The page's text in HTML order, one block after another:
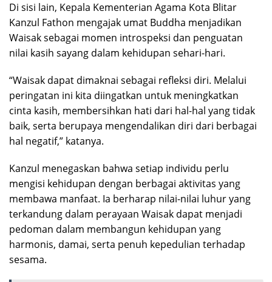
Di sisi lain, Kepala Kementerian Agama Kota Blitar
Kanzul Fathon mengajak umat Buddha menjadikan
Waisak sebagai momen introspeksi dan penguatan
nilai kasih sayang dalam kehidupan sehari-hari.
“Waisak dapat dimaknai sebagai refleksi diri. Melalui
peringatan ini kita diingatkan untuk meningkatkan
cinta kasih, membersihkan hati dari hal-hal yang tidak
baik, serta berupaya mengendalikan diri dari berbagai
hal negatif,” katanya.
Kanzul menegaskan bahwa setiap individu perlu
mengisi kehidupan dengan berbagai aktivitas yang
membawa manfaat. Ia berharap nilai-nilai luhur yang
terkandung dalam perayaan Waisak dapat menjadi
pedoman dalam membangun kehidupan yang
harmonis, damai, serta penuh kepedulian terhadap
sesama.